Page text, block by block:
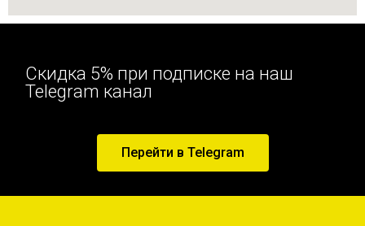
Скидка 5% при подписке на наш
Telegram канал
Перейти в Telegram